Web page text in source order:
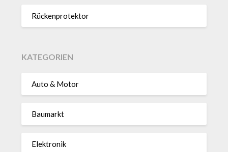
Rücken­pro­tektor
KATEGORIEN
Auto & Motor
Baumarkt
Elektronik